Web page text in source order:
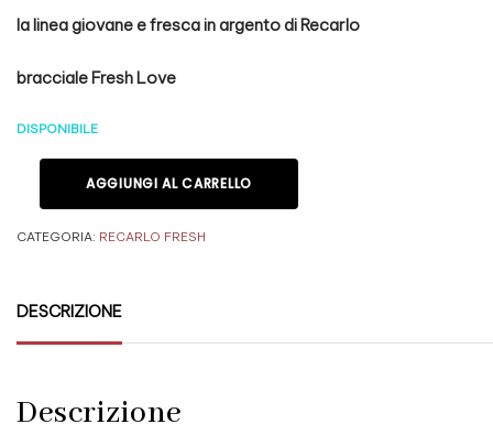
la linea giovane e fresca in argento di Recarlo
bracciale Fresh Love
DISPONIBILE
AGGIUNGI AL CARRELLO
CATEGORIA: RECARLO FRESH
DESCRIZIONE
Descrizione